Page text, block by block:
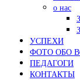
о нас
УСПЕХИ
ФОТО ОБО
ПЕДАГОГИ
КОНТАКТЫ